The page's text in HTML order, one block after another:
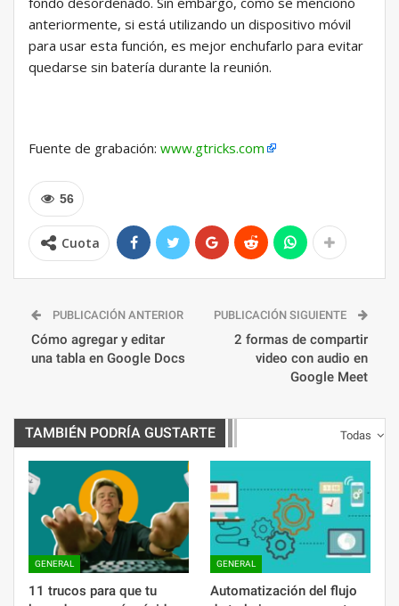
anteriormente, si está utilizando un dispositivo móvil
para usar esta función, es mejor enchufarlo para evitar
quedarse sin batería durante la reunión.
Fuente de grabación: www.gtricks.com
56
Cuota
PUBLICACIÓN ANTERIOR
Cómo agregar y editar
una tabla en Google Docs
PUBLICACIÓN SIGUIENTE
2 formas de compartir
video con audio en
Google Meet
Todas
TAMBIÉN PODRÍA GUSTARTE
GENERAL
11 trucos para que tu
GENERAL
Automatización del flujo